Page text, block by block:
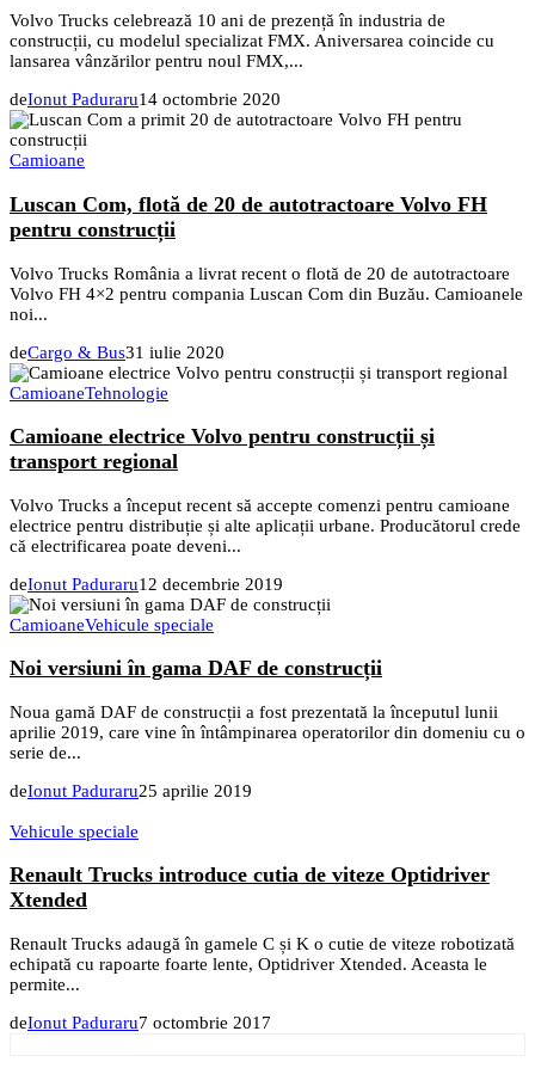
Volvo Trucks celebrează 10 ani de prezență în industria de
construcții, cu modelul specializat FMX. Aniversarea coincide cu
lansarea vânzărilor pentru noul FMX,...
deIonut Paduraru14 octombrie 2020
Camioane
Luscan Com, flotă de 20 de autotractoare Volvo FH
pentru construcții
Volvo Trucks România a livrat recent o flotă de 20 de autotractoare
Volvo FH 4×2 pentru compania Luscan Com din Buzău. Camioanele
noi...
deCargo & Bus31 iulie 2020
CamioaneTehnologie
Camioane electrice Volvo pentru construcții și
transport regional
Volvo Trucks a început recent să accepte comenzi pentru camioane
electrice pentru distribuție și alte aplicații urbane. Producătorul crede
că electrificarea poate deveni...
deIonut Paduraru12 decembrie 2019
CamioaneVehicule speciale
Noi versiuni în gama DAF de construcții
Noua gamă DAF de construcții a fost prezentată la începutul lunii
aprilie 2019, care vine în întâmpinarea operatorilor din domeniu cu o
serie de...
deIonut Paduraru25 aprilie 2019
Vehicule speciale
Renault Trucks introduce cutia de viteze Optidriver
Xtended
Renault Trucks adaugă în gamele C și K o cutie de viteze robotizată
echipată cu rapoarte foarte lente, Optidriver Xtended. Aceasta le
permite...
deIonut Paduraru7 octombrie 2017